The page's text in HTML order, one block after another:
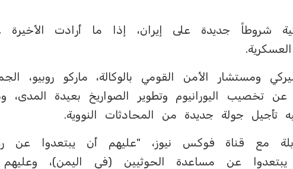
شروطاً جديدة على إيران، إذا ما أرادت الأخيرة
ومستشار الأمن القومي بالوكالة، ماركو روبيو،
تخصيب اليورانيوم وتطوير الصواريخ بعيدة المدى،
تأجيل جولة جديدة من المحادثات النووية.
مع قناة فوكس نيوز، "عليهم أن يبتعدوا عن
يبتعدوا عن مساعدة الحوثيين (في اليمن)،